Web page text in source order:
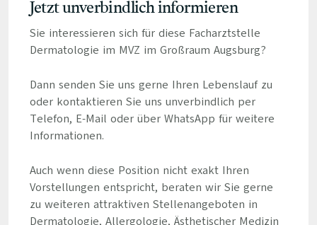
Jetzt unverbindlich informieren
Sie interessieren sich für diese Facharztstelle
Dermatologie im MVZ im Großraum Augsburg?
Dann senden Sie uns gerne Ihren Lebenslauf zu
oder kontaktieren Sie uns unverbindlich per
Telefon, E-Mail oder über WhatsApp für weitere
Informationen.
Auch wenn diese Position nicht exakt Ihren
Vorstellungen entspricht, beraten wir Sie gerne
zu weiteren attraktiven Stellenangeboten in
Dermatologie, Allergologie, Ästhetischer Medizin